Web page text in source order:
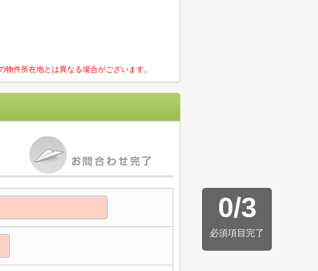
件所在地とは異なる場合がございます。
0/3
必須項目完了